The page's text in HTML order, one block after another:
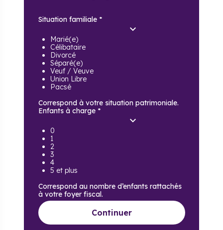
Situation familiale *
Marié(e)
Célibataire
Divorcé
Séparé(e)
Veuf / Veuve
Union Libre
Pacsé
Correspond à votre situation patrimoniale.
Enfants à charge *
0
1
2
3
4
5 et plus
Correspond au nombre d’enfants rattachés
à votre foyer fiscal.
Continuer